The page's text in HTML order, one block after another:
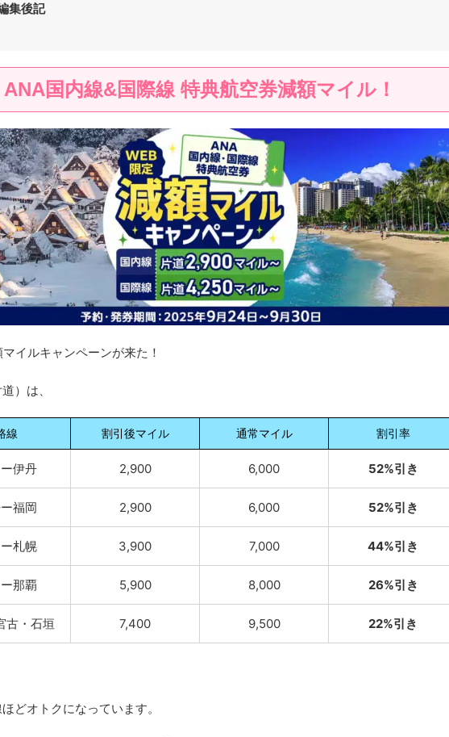
集後記
ANA国内線&国際線 特典航空券減額マイル！
イルキャンペーンが来た！
）は、
線 割引後マイル 通常マイル 割引率
伊丹 2,900 6,000 52%引き
福岡 2,900 6,000 52%引き
札幌 3,900 7,000 44%引き
那覇 5,900 8,000 26%引き
古・石垣 7,400 9,500 22%引き
どオトクになっています。